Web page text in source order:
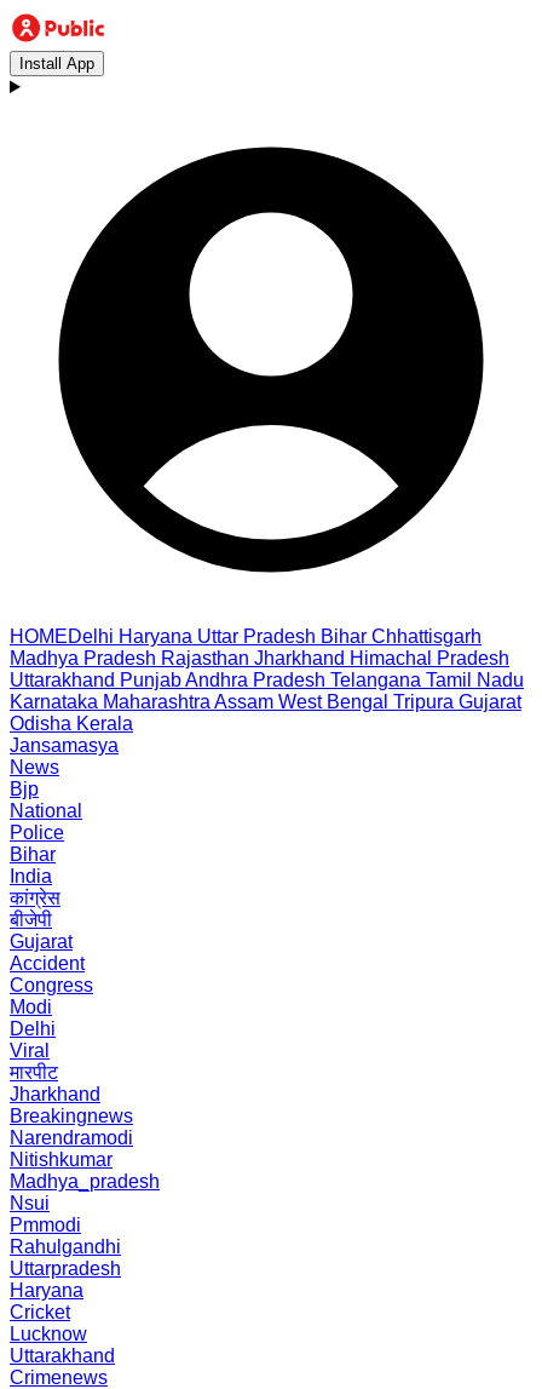
Install App
HOMEDelhi Haryana Uttar Pradesh Bihar Chhattisgarh
Madhya Pradesh Rajasthan Jharkhand Himachal Pradesh
Uttarakhand PunjabAndhra Pradesh Telangana Tamil Nadu
Karnataka Maharashtra Assam West Bengal Tripura Gujarat
Odisha Kerala
Jansamasya
News
Bjp
National
Police
Bihar
India
कांग्रेस
बीजेपी
Gujarat
Accident
Congress
Modi
Delhi
Viral
मारपीट
Jharkhand
Breakingnews
Narendramodi
Nitishkumar
Madhya_pradesh
Nsui
Pmmodi
Rahulgandhi
Uttarpradesh
Haryana
Cricket
Lucknow
Uttarakhand
Crimenews